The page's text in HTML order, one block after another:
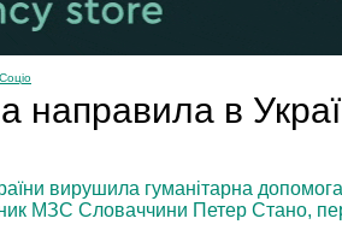
Соціо
направила в
вирушила гуманітарна
МЗС Словаччини Петер Стано,